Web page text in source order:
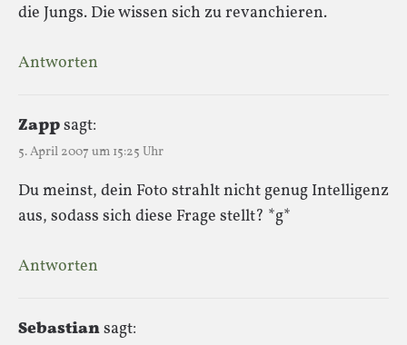
die Jungs. Die wissen sich zu revanchieren.
Antworten
Zappsagt:
5. April 2007 um 15:25 Uhr
Du meinst, dein Foto strahlt nicht genug Intelligenz
aus, sodass sich diese Frage stellt? *g*
Antworten
Sebastiansagt: